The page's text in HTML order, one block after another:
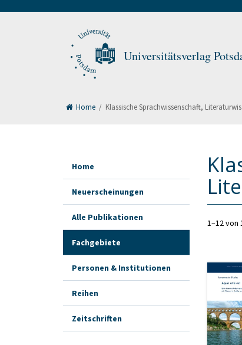
Universitätsverlag
Home / Klassische Sprachwissenschaft,
1–12
Home
Neuerscheinungen
Alle Publikationen
Fachgebiete
Personen & Institutionen
Reihen
Zeitschriften